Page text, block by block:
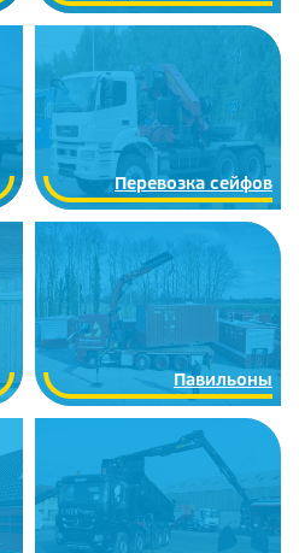
Перевозка сейфов
Павильоны